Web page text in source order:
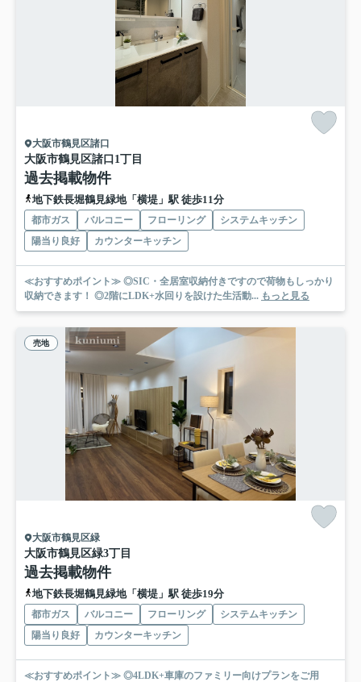
大阪市鶴見区諸口
大阪市鶴見区諸口1丁目
過去掲載物件
地下鉄長堀鶴見緑地「横堤」駅 徒歩11分
都市ガス バルコニー フローリング
システムキッチン
陽当り良好
カウンターキッチン
≪おすすめポイント≫ ◎SIC・全居室収納付きですので荷物もしっかり
収納できます！ ◎2階にLDK+水回りを設けた生活動... もっと見る
売地
大阪市鶴見区緑
大阪市鶴見区緑3丁目
過去掲載物件
地下鉄長堀鶴見緑地「横堤」駅 徒歩19分
都市ガス バルコニー フローリング
システムキッチン
陽当り良好
カウンターキッチン
≪おすすめポイント≫ ◎4LDK+車庫のファミリー向けプランをご用